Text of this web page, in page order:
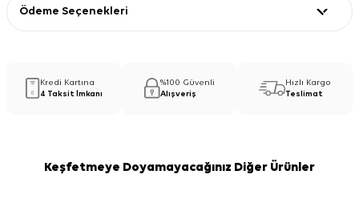
Ödeme Seçenekleri
Kredi Kartına
4 Taksit İmkanı
%100 Güvenli
Alışveriş
Hızlı Kargo
Teslimat
Keşfetmeye Doyamayacağınız Diğer Ürünler